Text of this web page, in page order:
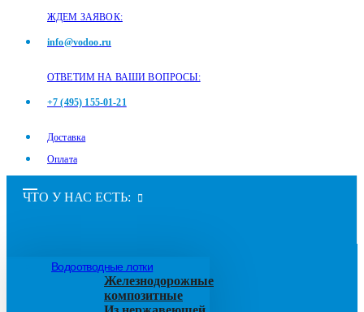
ЖДЕМ ЗАЯВОК:
info@vodoo.ru
ОТВЕТИМ НА ВАШИ ВОПРОСЫ:
+7 (495) 155-01-21
Доставка
Оплата
ЧТО У НАС ЕСТЬ:
Водоотводные лотки
Железнодорожные
композитные